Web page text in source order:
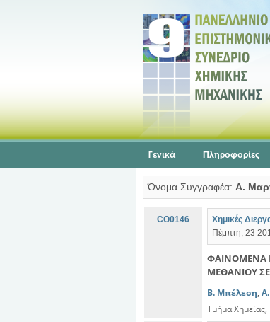
Γενικά Πληροφορίες
Όνομα Συγγραφέα: Α.
CO0146
Χημικές
Πέμπτη, 23
ΦΑΙΝΟΜΕΝΑ
ΜΕΘΑΝΙΟΥ ΣΕ
Β. Μπέλεση,
Τμήμα